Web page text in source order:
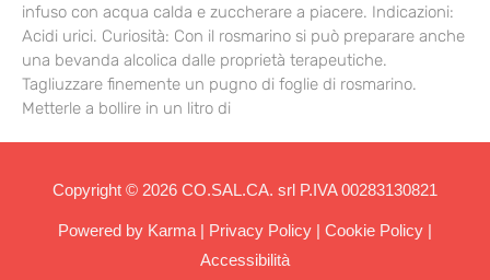
infuso con acqua calda e zuccherare a piacere. Indicazioni:
Acidi urici. Curiosità: Con il rosmarino si può preparare anche
una bevanda alcolica dalle proprietà terapeutiche.
Tagliuzzare finemente un pugno di foglie di rosmarino.
Metterle a bollire in un litro di
Copyright © 2026 CO.SAL.CA. srl P.IVA 00283130821
Powered by Karma| Privacy Policy Cookie Policy
Accessibilità